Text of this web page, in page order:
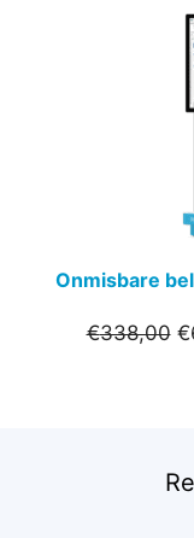
Onmisbare
€338,00 €